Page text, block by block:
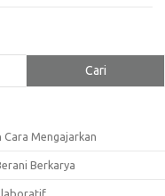
Cari
Mengajarkan
Berkarya